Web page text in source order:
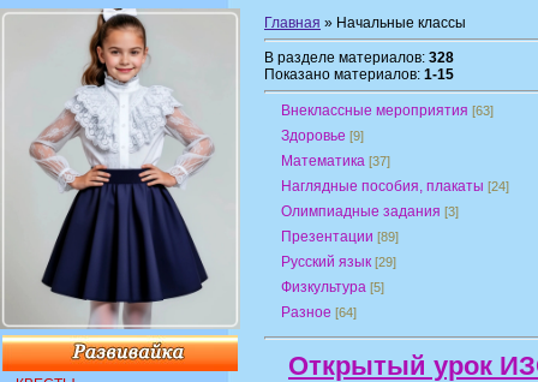
Главная » Начальные классы
В разделе материалов: 328
Показано материалов: 1-15
Внеклассные мероприятия [63]
Здоровье [9]
Математика [37]
Наглядные пособия, плакаты [24]
Олимпиадные задания [3]
Презентации [89]
Русский язык [29]
Физкультура [5]
Разное [64]
Открытый урок